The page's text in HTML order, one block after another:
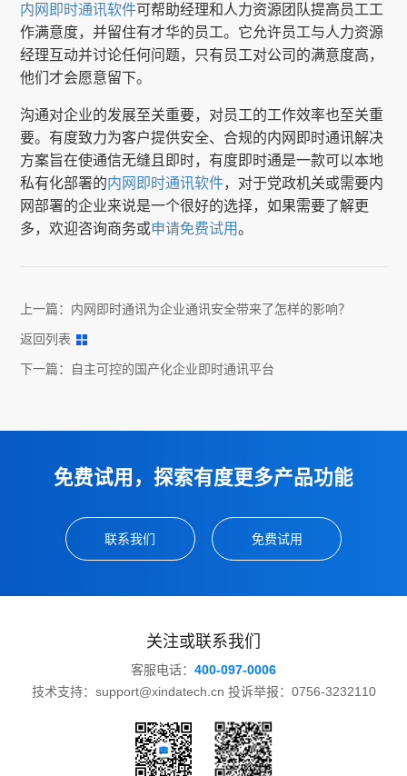
内网即时通讯软件可帮助经理和人力资源团队提高员工工
作满意度，并留住有才华的员工。它允许员工与人力资源
经理互动并讨论任何问题，只有员工对公司的满意度高，
他们才会愿意留下。
沟通对企业的发展至关重要，对员工的工作效率也至关重
要。有度致力为客户提供安全、合规的内网即时通讯解决
方案旨在使通信无缝且即时，有度即时通是一款可以本地
私有化部署的内网即时通讯软件，对于党政机关或需要内
网部署的企业来说是一个很好的选择，如果需要了解更
多，欢迎咨询商务或申请免费试用。
上一篇： 内网即时通讯为企业通讯安全带来了怎样的影响？
返回列表
下一篇： 自主可控的国产化企业即时通讯平台
免费试用，探索有度更多产品功能
联系我们 免费试用
关注或联系我们
客服电话： 400-097-0006
技术支持：support@xindatech.cn 投诉举报：0756-3232110